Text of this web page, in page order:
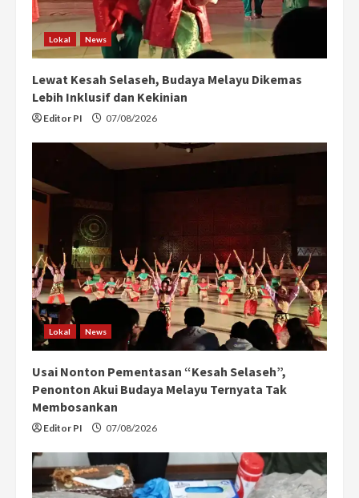
Lokal News
Lewat Kesah Selaseh, Budaya Melayu Dikemas
Lebih Inklusif dan Kekinian
Editor PI 07/08/2026
Lokal News
Usai Nonton Pementasan “Kesah Selaseh”,
Penonton Akui Budaya Melayu Ternyata Tak
Membosankan
Editor PI 07/08/2026